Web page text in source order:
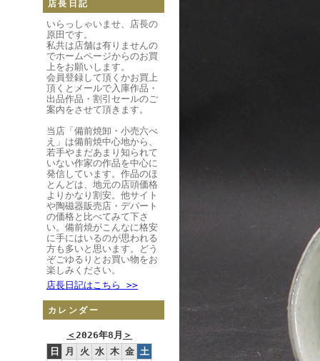
店長日記
いらっしゃいませ、店長の
原田です。
私共は店舗は有りませんの
でホームページからのお買
上をお願いします。
会員登録して頂くかお買上
頂くとメールで入庫作品・
出品作品・割引セールのご
案内をさせて頂きます。
当店「備前焼卸・小売六べ
え」は備前焼中心地から、
若手やまだあまり知られて
いない作家の作品を中心に
発信しています。作品のほ
とんどは、地元の店頭価格
よりかなり割安。他サイト
や陶磁器販売店・デパート
の価格と比べてみて下さ
い。備前焼がこんなに格安
に手にはいるのが思われる
方も多いと思います。どう
ぞごゆるりとお買い物をお
楽しみください。
店長日記はこちら >>
カレンダー
＜2026年8月 ＞
日
月 火 水 木 金 土